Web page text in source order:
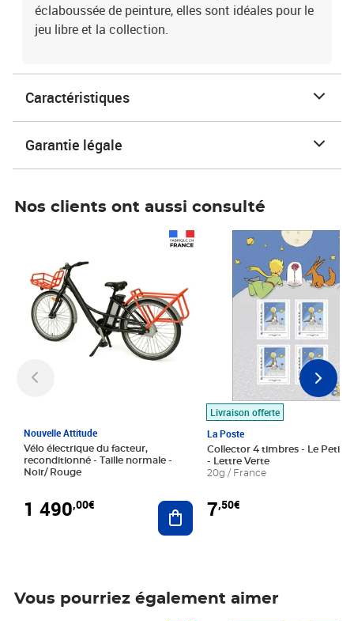
éclaboussée de peinture, elles sont idéales pour le
jeu libre et la collection.
Caractéristiques
Garantie légale
Nos clients ont aussi consulté
Nouvelle Attitude
Vélo électrique du facteur,
reconditionné - Taille normale -
Noir/ Rouge
1 490,00€ Ajouter au panier
Livraison offerte
La Poste
Collector 4 timbres - Le Petit
- Lettre Verte
20g / France
7,50€
Prix 7,50€
Vous pourriez également aimer